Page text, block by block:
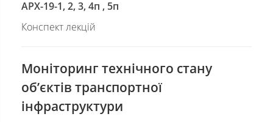
АРХ-19-1, 2, 3, 4п , 5п
Конспект лекцій
Моніторинг технічного стану
об’єктів транспортної
інфраструктури